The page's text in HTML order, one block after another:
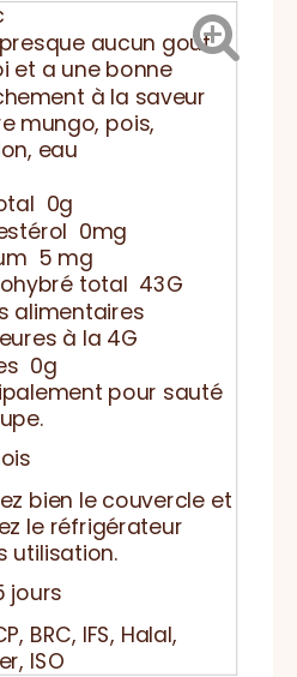
aucun goût
et a une bonne
à la saveur
mungo, pois,
eau
0g
0mg
5 mg
total 43G
alimentaires
à la 4G
0g
pour sauté
bien le couvercle et
le réfrigérateur
utilisation.
jours
BRC, IFS, Halal,
ISO